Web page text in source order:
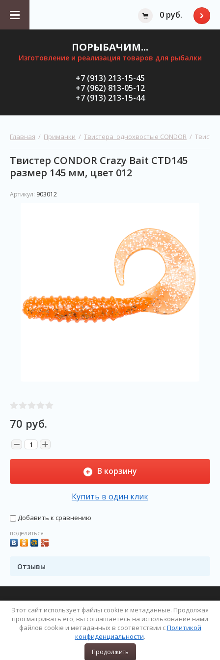
Этот сайт использует файлы cookie и метаданные. Продолжая
просматривать его, вы соглашаетесь на использование нами
файлов cookie и метаданных в соответствии сПолитикой
конфиденциальности.
Продолжить
0 руб.
ПОРЫБАЧИМ...
Изготовление и реализация товаров для рыбалки
+7 (913) 213-15-45
+7 (962) 813-05-12
+7 (913) 213-15-44
Главная
  /
Приманки
  /
Твистера  однохвостые CONDOR
/
Твистер CONDOR Crazy Bait CTD145
размер 145 мм, цвет 012
Артикул: 903012
70 руб.
− +
В корзину
Купить в один клик
Добавить к сравнению
поделиться
Отзывы
Сравнение 0
Copyright © 2019 ПОРЫБАЧИМ...
Политика конфиденциальности